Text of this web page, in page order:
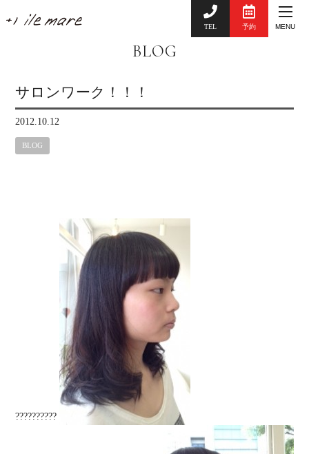
TEL 予約 MENU
BLOG
サロンワーク！！！
2012.10.12
BLOG
??????????